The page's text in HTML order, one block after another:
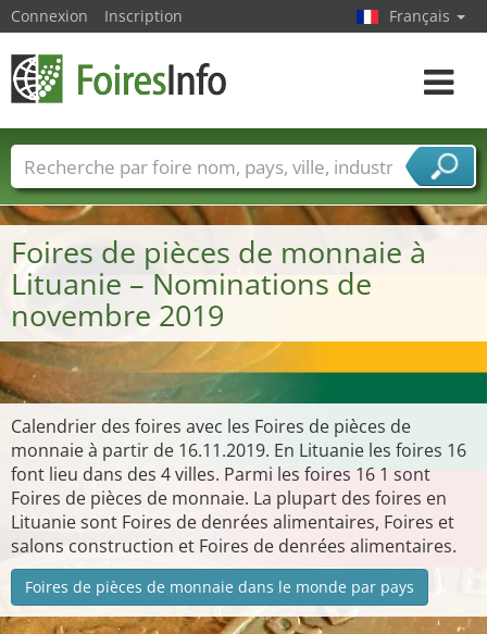
Foires de pièces de monnaie à
Lituanie – Nominations de
novembre 2019
Calendrier des foires avec les Foires de pièces de
monnaie à partir de 16.11.2019. En Lituanie les foires 16
font lieu dans des 4 villes. Parmi les foires 16 1 sont
Foires de pièces de monnaie. La plupart des foires en
Lituanie sont Foires de denrées alimentaires, Foires et
salons construction et Foires de denrées alimentaires.
Foires de pièces de monnaie dans le monde par pays
Connexion Inscription Français
Toggle
Foire noms Pays Villes
Secteurs de foire
Secteurs du fournisseur de services